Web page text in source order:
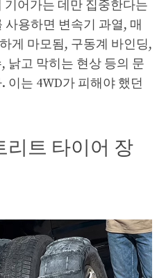
기어가는 데만 집중한다는
용하면 변속기 과열, 매
게 마모됨, 구동계 바인딩,
낡고 막히는 현상 등의 문
이는 4WD가 피해야 했던
리트 타이어 장